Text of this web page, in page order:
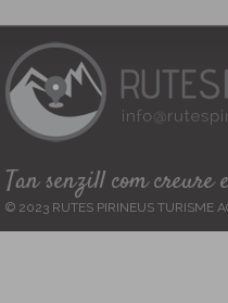
Tan senzill com creure
© 2023 RUTES PIRINEUS TURISME